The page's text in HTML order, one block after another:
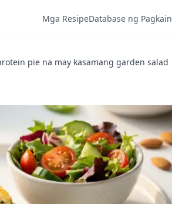
Mga ResipeDatabase ng Pagkain
pie na may kasamang garden salad